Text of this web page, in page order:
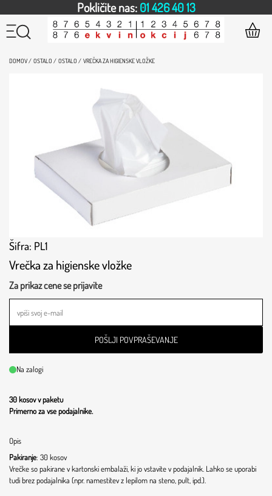
Pokličite nas:01 426 40 13
DOMOV / OSTALO / OSTALO / VREČKA ZA HIGIENSKE VLOŽKE
Šifra: PL1
Vrečka za higienske vložke
Za prikaz cene se prijavite
POŠLJI POVPRAŠEVANJE
Na zalogi
30 kosov v paketu
Primerno za vse podajalnike.
Opis
Pakiranje: 30 kosov
Vrečke so pakirane v kartonski embalaži, ki jo vstavite v podajalnik. Lahko se uporabi
tudi brez podajalnika (npr. namestitev z lepilom na steno, pult, ipd.).